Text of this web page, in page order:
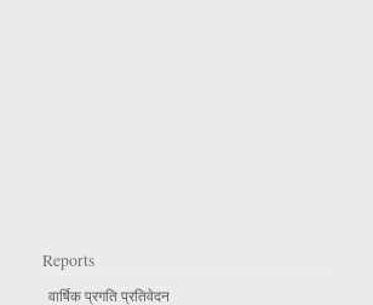
Reports
वार्षिक प्रगति प्रतिवेदन